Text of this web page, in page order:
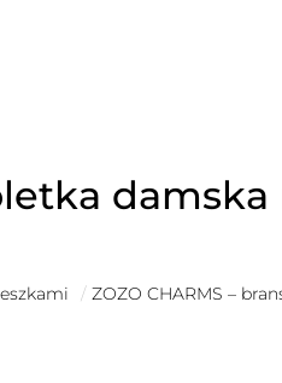
damska
/ ZOZO CHARMS –